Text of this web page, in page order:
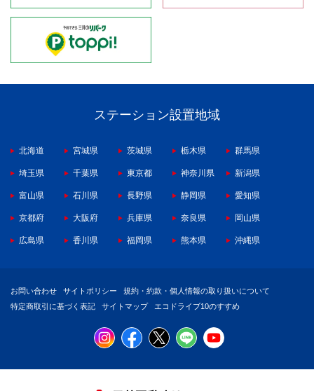
ステーション設置地域
北海道 宮城県 茨城県 栃木県 群馬県
埼玉県 千葉県 東京都 神奈川県 新潟県
富山県 石川県 長野県 静岡県 愛知県
京都府 大阪府 兵庫県 奈良県 岡山県
広島県 香川県 福岡県 熊本県 沖縄県
お問い合わせ サイトポリシー
規約・約款・個人情報の取り扱いについて
特定商取引に基づく表記
サイトマップ エコドライブ10のすすめ